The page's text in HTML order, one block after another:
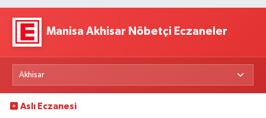
Manisa Akhisar Nöbetçi Eczaneler
Aslı Eczanesi